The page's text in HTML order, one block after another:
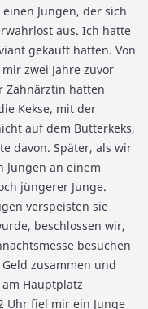
Jungen, der sich
aus. Ich hatte
gekauft hatten. Von
zwei Jahre zuvor
Zahnärztin hatten
Kekse, mit der
auf dem Butterkeks,
davon. Später, als wir
Jungen an einem
jüngerer Junge.
verspeisten sie
beschlossen wir,
besuchen
zusammen und
Hauptplatz
Uhr fiel mir ein Junge